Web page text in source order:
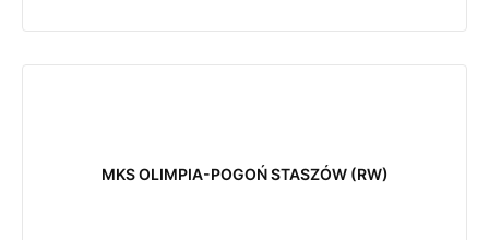
MKS OLIMPIA-POGOŃ STASZÓW (RW)